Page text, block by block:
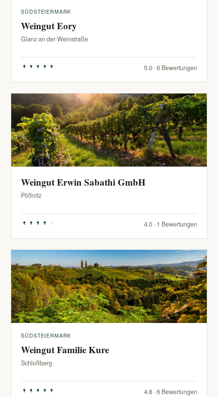
SÜDSTEIERMARK
Weingut Eory
Glanz an der Weinstraße
5.0 · 6 Bewertungen
Weingut Erwin Sabathi GmbH
Pößnitz
4.0 · 1 Bewertungen
SÜDSTEIERMARK
Weingut Familie Kure
Schloßberg
4.8 · 6 Bewertungen